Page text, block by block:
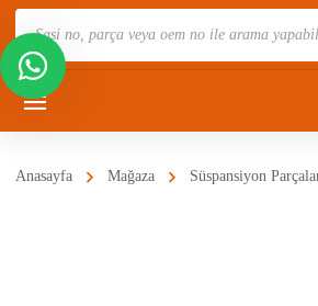
Ara
Anasayfa Mağaza Süspansiyon